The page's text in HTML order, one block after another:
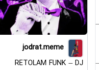
jodrat.meme
RETOLAM FUNK – DJ